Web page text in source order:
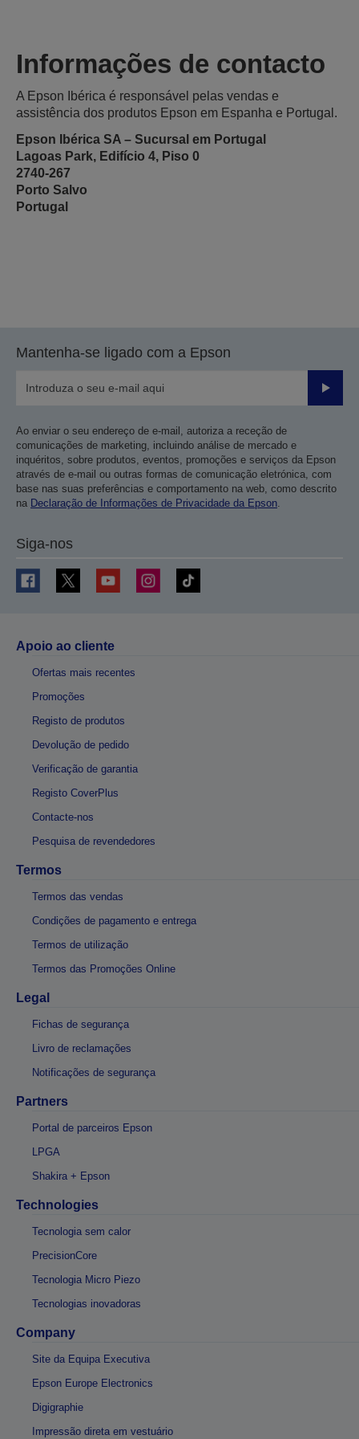
Informações de contacto
A Epson Ibérica é responsável pelas vendas e
assistência dos produtos Epson em Espanha e Portugal.
Epson Ibérica SA – Sucursal em Portugal
Lagoas Park, Edifício 4, Piso 0
2740-267
Porto Salvo
Portugal
Mantenha-se ligado com a Epson
Enviar
Ao enviar o seu endereço de e-mail, autoriza a receção de
comunicações de marketing, incluindo análise de mercado e
inquéritos, sobre produtos, eventos, promoções e serviços da Epson
através de e-mail ou outras formas de comunicação eletrónica, com
base nas suas preferências e comportamento na web, como descrito
na Declaração de Informações de Privacidade da Epson.
Siga-nos
Apoio ao cliente
Ofertas mais recentes
Promoções
Registo de produtos
Devolução de pedido
Verificação de garantia
Registo CoverPlus
Contacte-nos
Pesquisa de revendedores
Termos
Termos das vendas
Condições de pagamento e entrega
Termos de utilização
Termos das Promoções Online
Legal
Fichas de segurança
Livro de reclamações
Notificações de segurança
Partners
Portal de parceiros Epson
LPGA
Shakira + Epson
Technologies
Tecnologia sem calor
PrecisionCore
Tecnologia Micro Piezo
Tecnologias inovadoras
Company
Site da Equipa Executiva
Epson Europe Electronics
Digigraphie
Impressão direta em vestuário